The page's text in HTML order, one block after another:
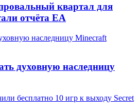
квартал для
отчёта EA
наследницу Minecraft
духовную наследницу
бесплатно 10 игр к выходу Secret